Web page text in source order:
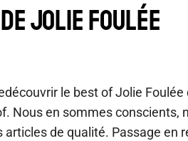
JOLIE FOULÉE
le best of Jolie Foulée
Nous en sommes conscients,
articles de qualité. Passage en